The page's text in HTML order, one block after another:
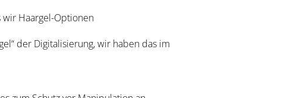
Haargel-Optionen
der Digitalisierung, wir haben das im